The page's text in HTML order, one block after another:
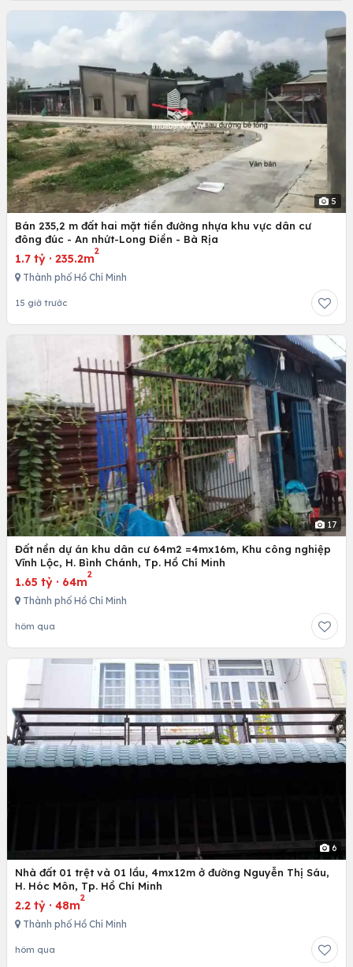
5
Bán 235,2 m đất hai mặt tiền đường nhựa khu vực dân cư
đông đúc - An nhứt-Long Điền - Bà Rịa
1.7 tỷ · 235.2m
2
Thành phố Hồ Chí Minh
15 giờ trước
17
Đất nền dự án khu dân cư 64m2 =4mx16m, Khu công nghiệp
Vĩnh Lộc, H. Bình Chánh, Tp. Hồ Chí Minh
1.65 tỷ · 64m
2
Thành phố Hồ Chí Minh
hôm qua
6
Nhà đất 01 trệt và 01 lầu, 4mx12m ở đường Nguyễn Thị Sáu,
H. Hóc Môn, Tp. Hồ Chí Minh
2.2 tỷ · 48m
2
Thành phố Hồ Chí Minh
hôm qua